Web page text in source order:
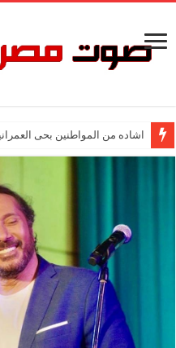
اشاده من المواطنين بحى